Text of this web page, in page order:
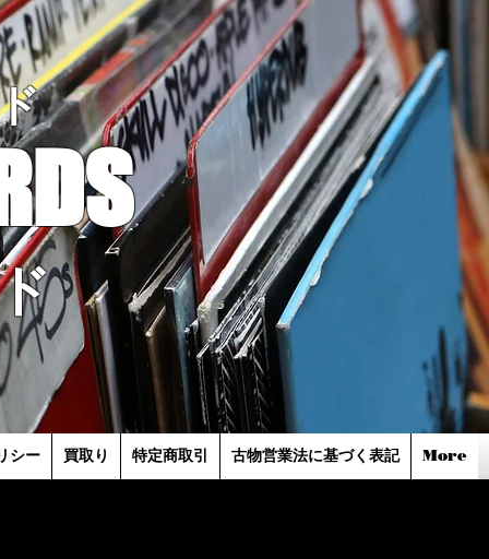
シー 買取り 特定商取引 古物営業法に基づく表記 More